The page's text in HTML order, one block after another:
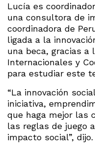
Lucía es
una consultora de
coordinadora de
ligada a la
una beca, gracias a
Internacionales y
para estudiar este
“La innovación
iniciativa,
que haga mejor las
las reglas de juego
impacto social”, dijo.